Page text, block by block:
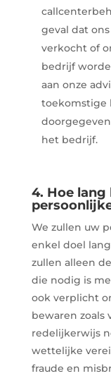
geval dat
verkocht of
bedrijf
aan onze
toekomstige
het bedrijf.
4. Hoe
We zullen uw
enkel doel
zullen alleen
die nodig is
ook verplicht
bewaren zoals
redelijkerwijs
wettelijke
fraude en